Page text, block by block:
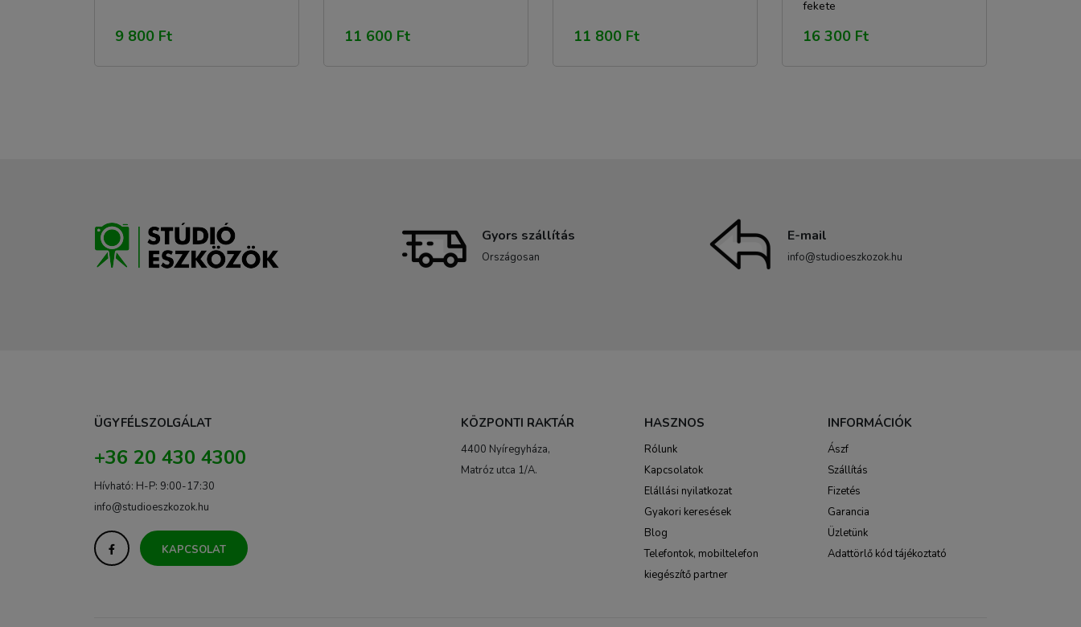
9 800 Ft 11 600 Ft 11 800 Ft
fekete
16 300 Ft
Gyors szállítás
Országosan
E-mail
info@studioeszkozok.hu
ÜGYFÉLSZOLGÁLAT
+36 20 430 4300
Hívható: H-P: 9:00-17:30
info@studioeszkozok.hu
KAPCSOLAT
KÖZPONTI RAKTÁR
4400 Nyíregyháza,
Matróz utca 1/A.
HASZNOS
Rólunk
Kapcsolatok
Elállási nyilatkozat
Gyakori keresések
Blog
Telefontok, mobiltelefon
kiegészítő partner
INFORMÁCIÓK
Ászf
Szállítás
Fizetés
Garancia
Üzletünk
Adattörlő kód tájékoztató